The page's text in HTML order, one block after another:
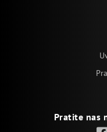
Pratite nas